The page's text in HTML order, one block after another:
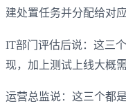
建处置任务并分配给对
IT部门评估后说：这三
现，加上测试上线大概
运营总监说：这三个都